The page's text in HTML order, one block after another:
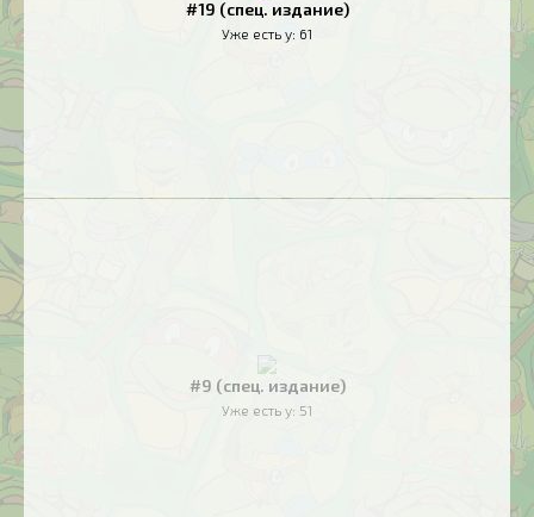
#19 (спец. издание)
Уже есть у: 61
#9 (спец. издание)
Уже есть у: 51